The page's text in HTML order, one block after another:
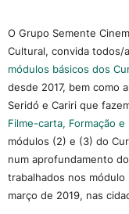
O Grupo Semente
Cultural, convida todos/
módulos básicos dos
desde 2017, bem como
Seridó e Cariri que
Filme-carta, Formação e
módulos (2) e (3) do
num aprofundamento
trabalhados nos
março de 2019, nas